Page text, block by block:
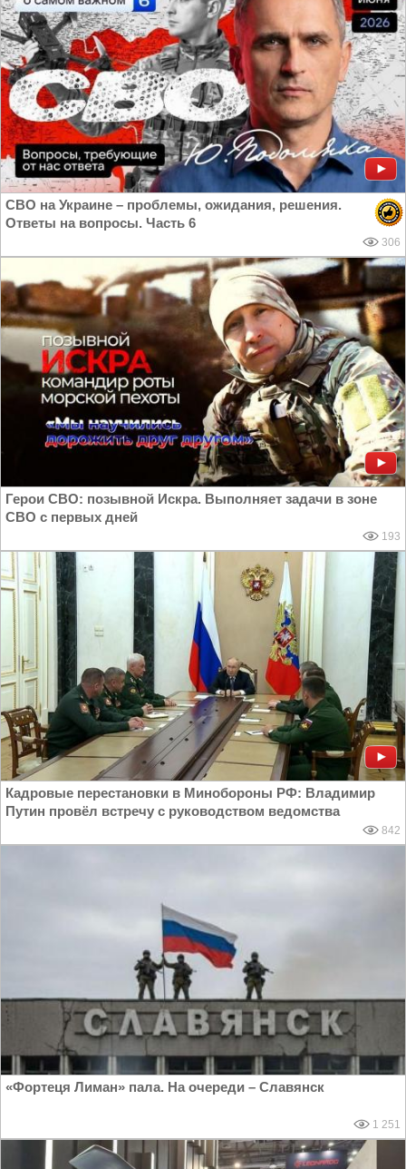
СВО на Украине – проблемы, ожидания, решения.
Ответы на вопросы. Часть 6
306
Герои СВО: позывной Искра. Выполняет задачи в зоне
СВО с первых дней
193
Кадровые перестановки в Минобороны РФ: Владимир
Путин провёл встречу с руководством ведомства
842
«Фортеця Лиман» пала. На очереди – Славянск
1 251